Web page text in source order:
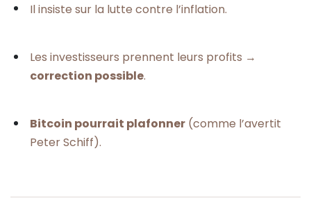
Il insiste sur la lutte contre l’inflation.
Les investisseurs prennent leurs profits →
correction possible.
Bitcoin pourrait plafonner (comme l’avertit
Peter Schiff).